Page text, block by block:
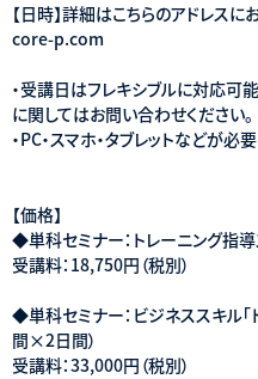
【日時】詳細はこちらのアドレス
core-p.com
・受講日はフレキシブルに対応可
に関してはお問い合わせください。
・PC・スマホ・タブレットなどが必
【価格】
◆単科セミナー：トレーニング指
受講料：18,750円（税別）
◆単科セミナー：ビジネススキル「
間×2日間）
受講料：33,000円（税別）